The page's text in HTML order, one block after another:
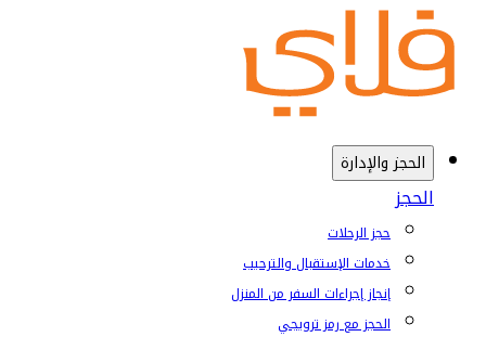
الحجز والإدارة
الحجز
حجز الرحلات
خدمات الإستقبال والترحيب
إنجاز إجراءات السفر من المنزل
الحجز مع رمز ترويجي